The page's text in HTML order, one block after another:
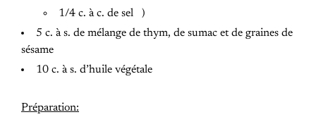
1/4 c. à c. de sel )
5 c. à s. de mélange de thym, de sumac et de graines de
sésame
10 c. à s. d’huile végétale
Préparation: